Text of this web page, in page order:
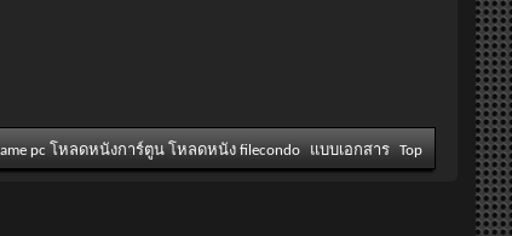
pc โหลดหนังการ์ตูน โหลดหนัง filecondo แบบเอกสาร Top